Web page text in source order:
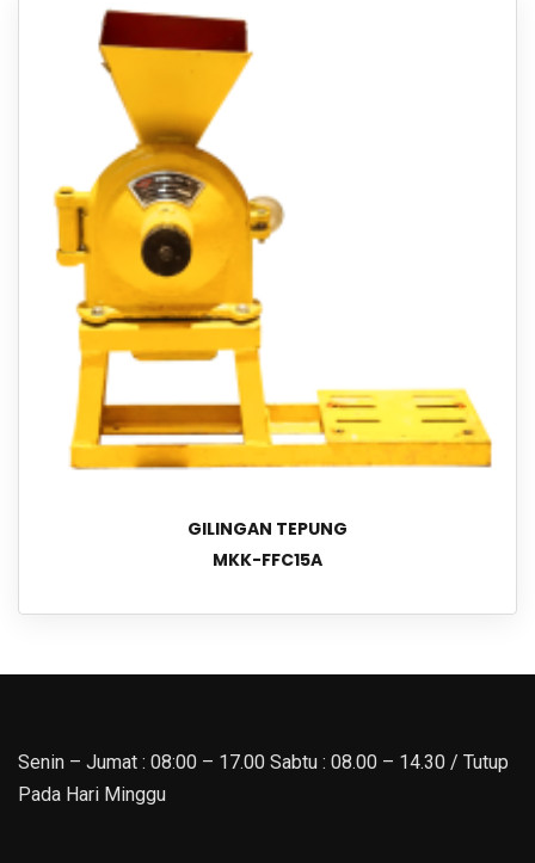
GILINGAN TEPUNG
MKK-FFC15A
Senin – Jumat : 08:00 – 17.00 Sabtu : 08.00 – 14.30 / Tutup
Pada Hari Minggu